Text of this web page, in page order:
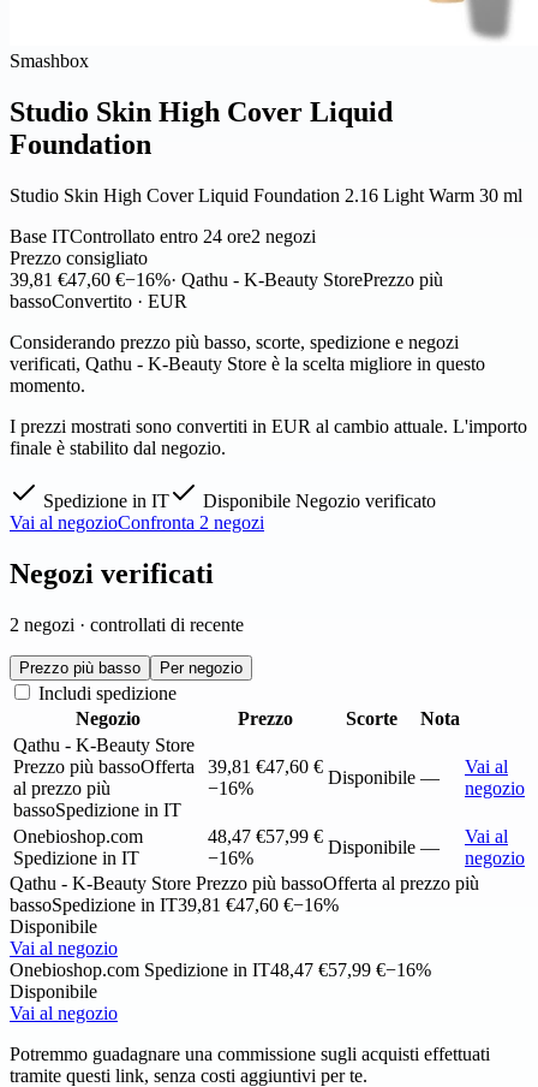
Smashbox
Studio Skin High Cover Liquid
Foundation
Studio Skin High Cover Liquid Foundation 2.16 Light Warm 30 ml
Base ITControllato entro 24 ore2 negozi
Prezzo consigliato
39,81 €47,60 €−16%· Qathu - K-Beauty StorePrezzo più
bassoConvertito · EUR
Considerando prezzo più basso, scorte, spedizione e negozi
verificati, Qathu - K-Beauty Store è la scelta migliore in questo
momento.
I prezzi mostrati sono convertiti in EUR al cambio attuale. L'importo
finale è stabilito dal negozio.
Spedizione in IT Disponibile Negozio verificato
Vai al negozioConfronta 2 negozi
Negozi verificati
2 negozi · controllati di recente
Prezzo più basso Per negozio
Includi spedizione
Negozio
Prezzo Scorte
Nota
Qathu - K-Beauty Store
Prezzo più bassoOfferta
al prezzo più
bassoSpedizione in IT
39,81 €47,60 €
−16%
Disponibile —
Vai al
negozio
Onebioshop.com
Spedizione in IT
48,47 €57,99 €
−16%
Disponibile —
Vai al
negozio
Qathu - K-Beauty Store Prezzo più bassoOfferta al prezzo più
bassoSpedizione in IT39,81 €47,60 €−16%
Disponibile
Vai al negozio
Onebioshop.com Spedizione in IT48,47 €57,99 €−16%
Disponibile
Vai al negozio
Potremmo guadagnare una commissione sugli acquisti effettuati
tramite questi link, senza costi aggiuntivi per te.